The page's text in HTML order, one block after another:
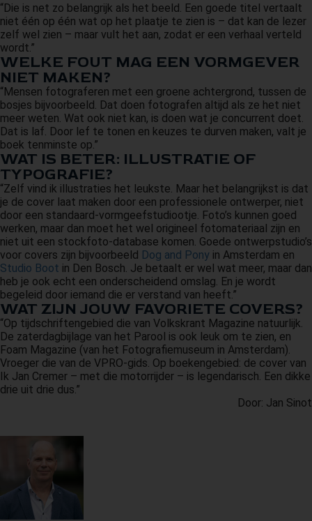
“Die is net zo belangrijk als het beeld. Een goede titel vertaalt
niet één op één wat op het plaatje te zien is – dat kan de lezer
zelf wel zien – maar vult het aan, zodat er een verhaal verteld
wordt.”
WELKE FOUT MAG EEN VORMGEVER
NIET MAKEN?
“Mensen fotograferen met een groene achtergrond, tussen de
bosjes bijvoorbeeld. Dat doen fotografen altijd als ze het niet
meer weten. Wat ook niet kan, is doen wat je concurrent doet.
Dat is laf. Door lef te tonen en keuzes te durven maken, valt je
boek tenminste op.”
WAT IS BETER: ILLUSTRATIE OF
TYPOGRAFIE?
“Zelf vind ik illustraties het leukste. Maar het belangrijkst is dat
je de cover laat maken door een professionele ontwerper, niet
door een standaard-vormgeefstudiootje. Foto’s kunnen goed
werken, maar dan moet het wel origineel fotomateriaal zijn en
niet uit een stockfoto-database komen. Goede ontwerpstudio’s
voor covers zijn bijvoorbeeld Dog and Pony in Amsterdam en
Studio Boot in Den Bosch. Je betaalt er wel wat meer, maar dan
heb je ook echt een onderscheidend omslag. En je wordt
begeleid door iemand die er verstand van heeft.”
WAT ZIJN JOUW FAVORIETE COVERS?
“Op tijdschriftengebied die van Volkskrant Magazine natuurlijk.
De zaterdagbijlage van het Parool is ook leuk om te zien, en
Foam Magazine (van het Fotografiemuseum in Amsterdam).
Vroeger die van de VPRO-gids. Op boekengebied: de cover van
Ik Jan Cremer – met die motorrijder – is legendarisch. Een dikke
drie uit drie dus.”
Door: Jan Sinot